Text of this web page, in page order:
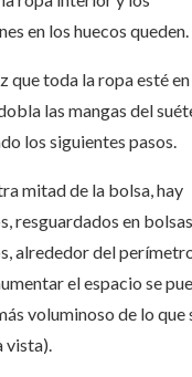
en los huecos queden.
que toda la ropa esté
las mangas del
los siguientes pasos.
mitad de la bolsa, hay
resguardados en
alrededor del
el espacio se
voluminoso de lo que
vista).